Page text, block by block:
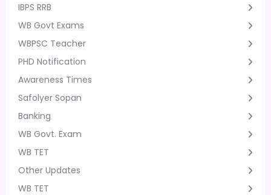
IBPS RRB
WB Govt Exams
WBPSC Teacher
PHD Notification
Awareness Times
Safolyer Sopan
Banking
WB Govt. Exam
WB TET
Other Updates
WB TET